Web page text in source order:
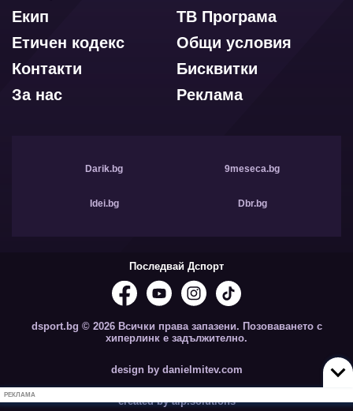
ТВ Програма
Екип
Общи условия
Етичен кодекс
Бисквитки
Контакти
Реклама
За нас
Darik.bg 9meseca.bg
Idei.bg Dbr.bg
Последвай Дспорт
dsport.bg © 2026 Всички права запазени. Позоваването с
хиперлинк е задължително.
design by danielmitev.com
created by aip.solutions
РЕКЛАМА